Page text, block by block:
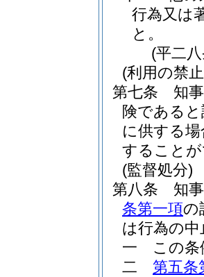
行為又は
と。
(平二
(利用の禁
第七条
知
険である
に供する
すること
(監督処分)
第八条
知
条第一項の
は行為の
一
この
二
第五条